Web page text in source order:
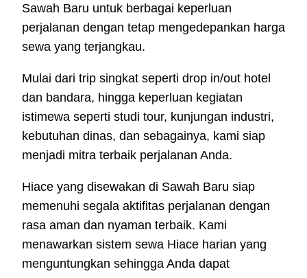
Sawah Baru untuk berbagai keperluan
perjalanan dengan tetap mengedepankan harga
sewa yang terjangkau.
Mulai dari trip singkat seperti drop in/out hotel
dan bandara, hingga keperluan kegiatan
istimewa seperti studi tour, kunjungan industri,
kebutuhan dinas, dan sebagainya, kami siap
menjadi mitra terbaik perjalanan Anda.
Hiace yang disewakan di Sawah Baru siap
memenuhi segala aktifitas perjalanan dengan
rasa aman dan nyaman terbaik. Kami
menawarkan sistem sewa Hiace harian yang
menguntungkan sehingga Anda dapat